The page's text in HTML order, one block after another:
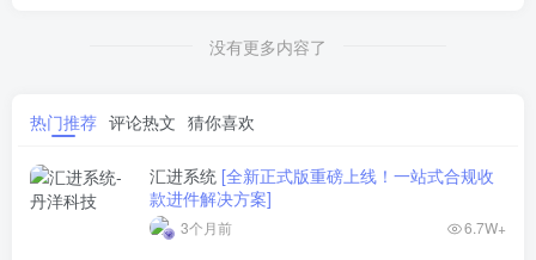
没有更多内容了
热门推荐 评论热文 猜你喜欢
汇进系统 [全新正式版重磅上线！一站式合规收
款进件解决方案]
3个月前 6.7W+